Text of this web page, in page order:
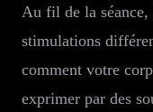
Au fil de la séance,
stimulations
comment votre
exprimer par des